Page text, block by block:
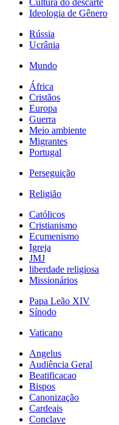
Cultura do descarte
Ideologia de Gênero
Rússia
Ucrânia
Mundo
África
Cristãos
Europa
Guerra
Meio ambiente
Migrantes
Portugal
Perseguição
Religião
Católicos
Cristianismo
Ecumenismo
Igreja
JMJ
liberdade religiosa
Missionários
Papa Leão XIV
Sínodo
Vaticano
Angelus
Audiência Geral
Beatificacao
Bispos
Canonização
Cardeais
Conclave